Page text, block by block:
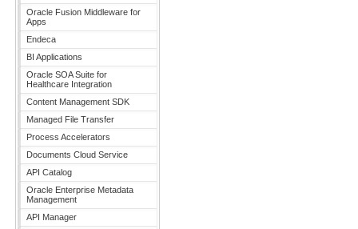
Oracle Fusion Middleware for
Apps
Endeca
BI Applications
Oracle SOA Suite for
Healthcare Integration
Content Management SDK
Managed File Transfer
Process Accelerators
Documents Cloud Service
API Catalog
Oracle Enterprise Metadata
Management
API Manager